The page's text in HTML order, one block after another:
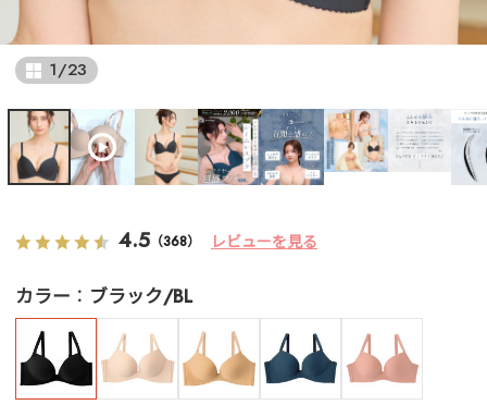
1/23
4.5 （368） レビューを見る
カラー ブラック/BL